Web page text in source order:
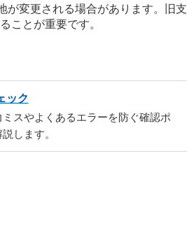
が変更される場合があります。旧支
ことが重要です。
ック
ミスやよくあるエラーを防ぐ確認ポ
します。